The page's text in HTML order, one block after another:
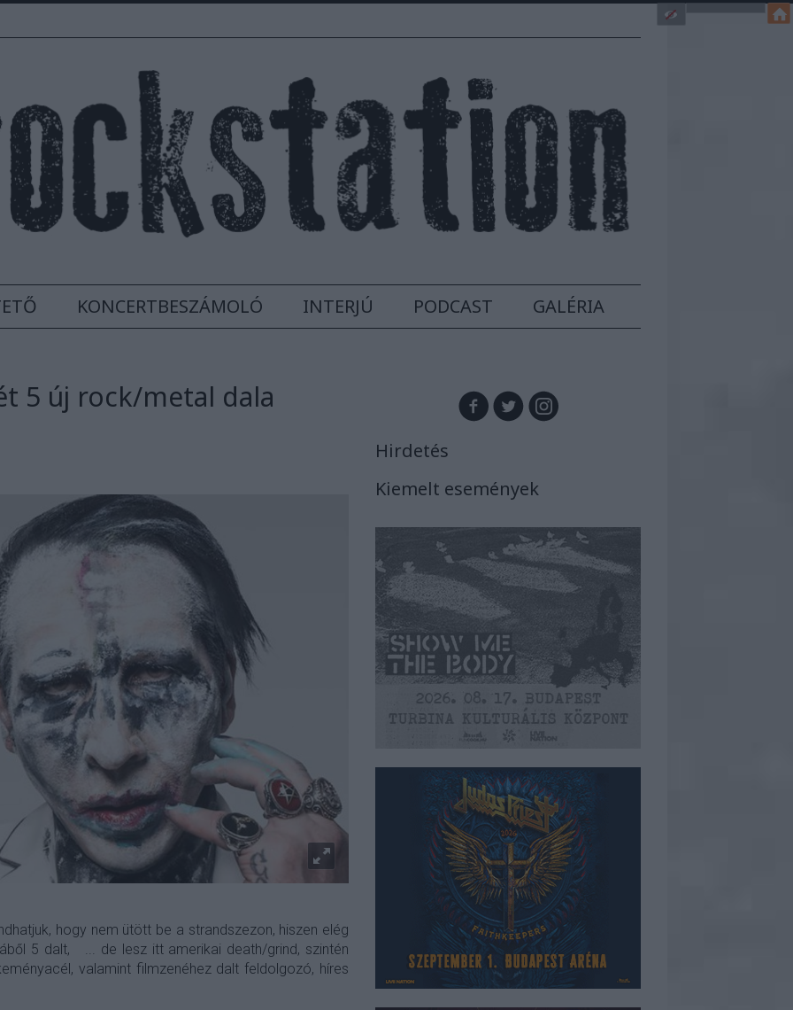
KONCERTBESZÁMOLÓ INTERJÚ PODCAST GALÉRIA
5 új rock/metal dala
hogy nem ütött be a strandszezon, hiszen elég
5 dalt, ... de lesz itt amerikai death/grind, szintén
valamint filmzenéhez dalt feldolgozó, híres
Hirdetés
Kiemelt események